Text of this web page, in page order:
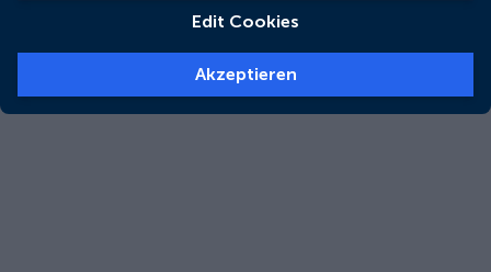
Edit Cookies
Akzeptieren